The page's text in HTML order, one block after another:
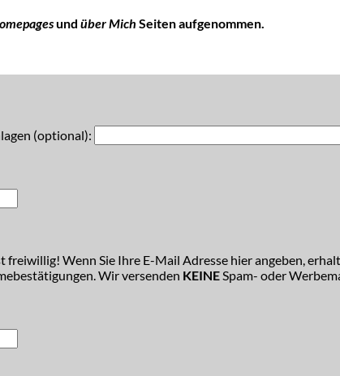
und über Mich Seiten aufgenommen.
(optional):
Wenn Sie Ihre E-Mail Adresse hier angeben,
Wir versenden KEINESpam- oder